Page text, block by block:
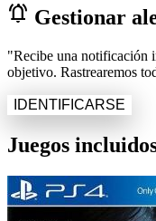
notifications_active Gestionar
"Recibe una notificación
objetivo. Rastrearemos
IDENTIFICARSE
Juegos